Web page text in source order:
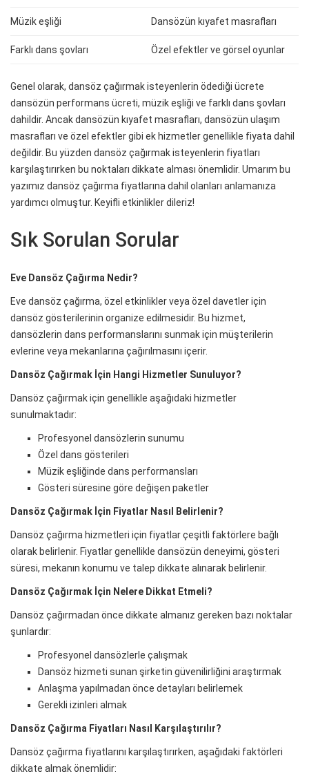
Müzik eşliği Dansözün kıyafet masrafları
Farklı dans şovları Özel efektler ve görsel oyunlar
Genel olarak, dansöz çağırmak isteyenlerin ödediği ücrete
dansözün performans ücreti, müzik eşliği ve farklı dans şovları
dahildir. Ancak dansözün kıyafet masrafları, dansözün ulaşım
masrafları ve özel efektler gibi ek hizmetler genellikle fiyata dahil
değildir. Bu yüzden dansöz çağırmak isteyenlerin fiyatları
karşılaştırırken bu noktaları dikkate alması önemlidir. Umarım bu
yazımız dansöz çağırma fiyatlarına dahil olanları anlamanıza
yardımcı olmuştur. Keyifli etkinlikler dileriz!
Sık Sorulan Sorular
Eve Dansöz Çağırma Nedir?
Eve dansöz çağırma, özel etkinlikler veya özel davetler için
dansöz gösterilerinin organize edilmesidir. Bu hizmet,
dansözlerin dans performanslarını sunmak için müşterilerin
evlerine veya mekanlarına çağırılmasını içerir.
Dansöz Çağırmak İçin Hangi Hizmetler Sunuluyor?
Dansöz çağırmak için genellikle aşağıdaki hizmetler
sunulmaktadır:
Profesyonel dansözlerin sunumu
Özel dans gösterileri
Müzik eşliğinde dans performansları
Gösteri süresine göre değişen paketler
Dansöz Çağırmak İçin Fiyatlar Nasıl Belirlenir?
Dansöz çağırma hizmetleri için fiyatlar çeşitli faktörlere bağlı
olarak belirlenir. Fiyatlar genellikle dansözün deneyimi, gösteri
süresi, mekanın konumu ve talep dikkate alınarak belirlenir.
Dansöz Çağırmak İçin Nelere Dikkat Etmeli?
Dansöz çağırmadan önce dikkate almanız gereken bazı noktalar
şunlardır:
Profesyonel dansözlerle çalışmak
Dansöz hizmeti sunan şirketin güvenilirliğini araştırmak
Anlaşma yapılmadan önce detayları belirlemek
Gerekli izinleri almak
Dansöz Çağırma Fiyatları Nasıl Karşılaştırılır?
Dansöz çağırma fiyatlarını karşılaştırırken, aşağıdaki faktörleri
dikkate almak önemlidir: